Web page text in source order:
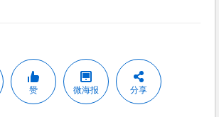
赞 微海报 分享